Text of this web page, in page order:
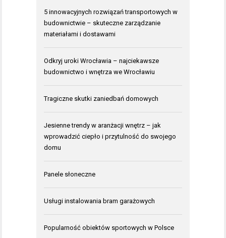
5 innowacyjnych rozwiązań transportowych w
budownictwie – skuteczne zarządzanie
materiałami i dostawami
Odkryj uroki Wrocławia – najciekawsze
budownictwo i wnętrza we Wrocławiu
Tragiczne skutki zaniedbań domowych
Jesienne trendy w aranżacji wnętrz – jak
wprowadzić ciepło i przytulność do swojego
domu
Panele słoneczne
Usługi instalowania bram garażowych
Popularność obiektów sportowych w Polsce